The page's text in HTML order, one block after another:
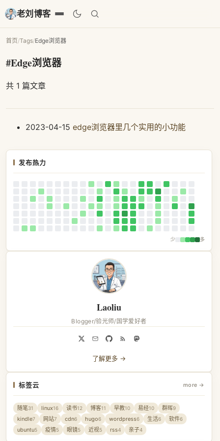
老刘博客
首页/Tags/Edge浏览器
#Edge浏览器
共 1 篇文章
2023-04-15 edge浏览器里几个实用的小功能
发布热力
少 多
Laoliu
Blogger/验光师/国学爱好者
了解更多 →
标签云 more →
随笔31 linux16 读书12 博客11 早教10 易经10 群晖9
kindle7 网站7 cdn6 hugo6 wordpress6 生活6 软件6
ubuntu5 疫情5 眼镜5 近视5 rss4 亲子4